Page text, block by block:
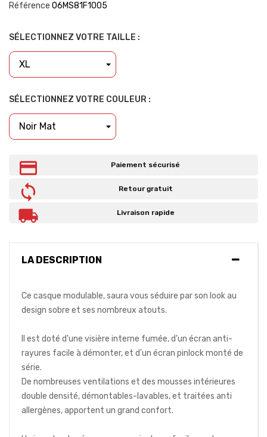
Référence 06MS81F1005
SÉLECTIONNEZ VOTRE TAILLE :
SÉLECTIONNEZ VOTRE COULEUR :
Paiement sécurisé
Retour gratuit
Livraison rapide
LA DESCRIPTION
Ce casque modulable, saura vous séduire par son look au
design sobre et ses nombreux atouts.
Il est doté d'une visière interne fumée, d'un écran anti-
rayures facile à démonter, et d'un écran pinlock monté de
série.
De nombreuses ventilations et des mousses intérieures
double densité, démontables-lavables, et traitées anti
allergènes, apportent un grand confort.